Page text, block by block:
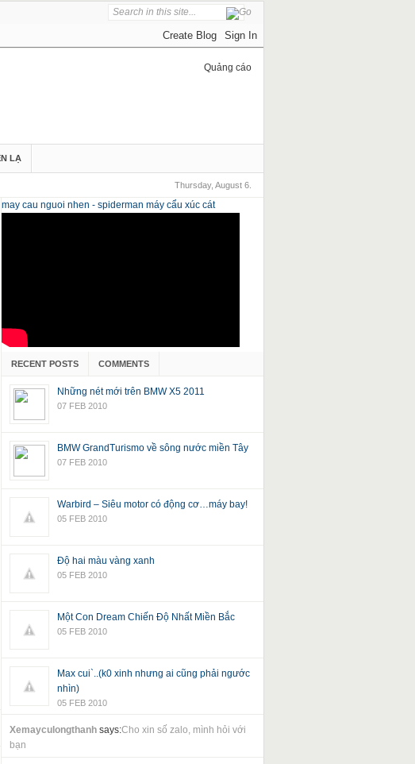
Quảng cáo
LẠ
Thursday, August 6.
may cau nguoi nhen - spiderman máy cẩu xúc cát
RECENT POSTS COMMENTS
Những nét mới trên BMW X5 2011
07 FEB 2010
BMW GrandTurismo về sông nước miền Tây
07 FEB 2010
Warbird – Siêu motor có động cơ…máy bay!
05 FEB 2010
Độ hai màu vàng xanh
05 FEB 2010
Một Con Dream Chiến Độ Nhất Miền Bắc
05 FEB 2010
Max cui`..(k0 xinh nhưng ai cũng phải ngước
nhìn)
05 FEB 2010
Xemayculongthanhsays:Cho xin số zalo, mình hỏi với
bạn